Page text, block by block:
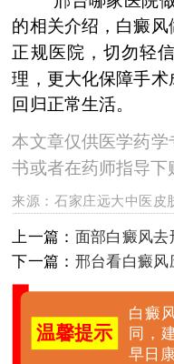
的相关介绍，白癜
正规医院，切勿轻
理，更大化保障手术
回归正常生活。
本文章仅供医学药学
书或者在药师指导下
来源：石家庄远大中医皮
上一篇： 面部白癜风
下一篇： 邢台看白癜
温馨提示
白癜
同，
早日康